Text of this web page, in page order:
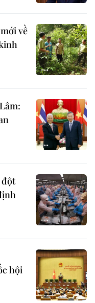
về
đột
hội